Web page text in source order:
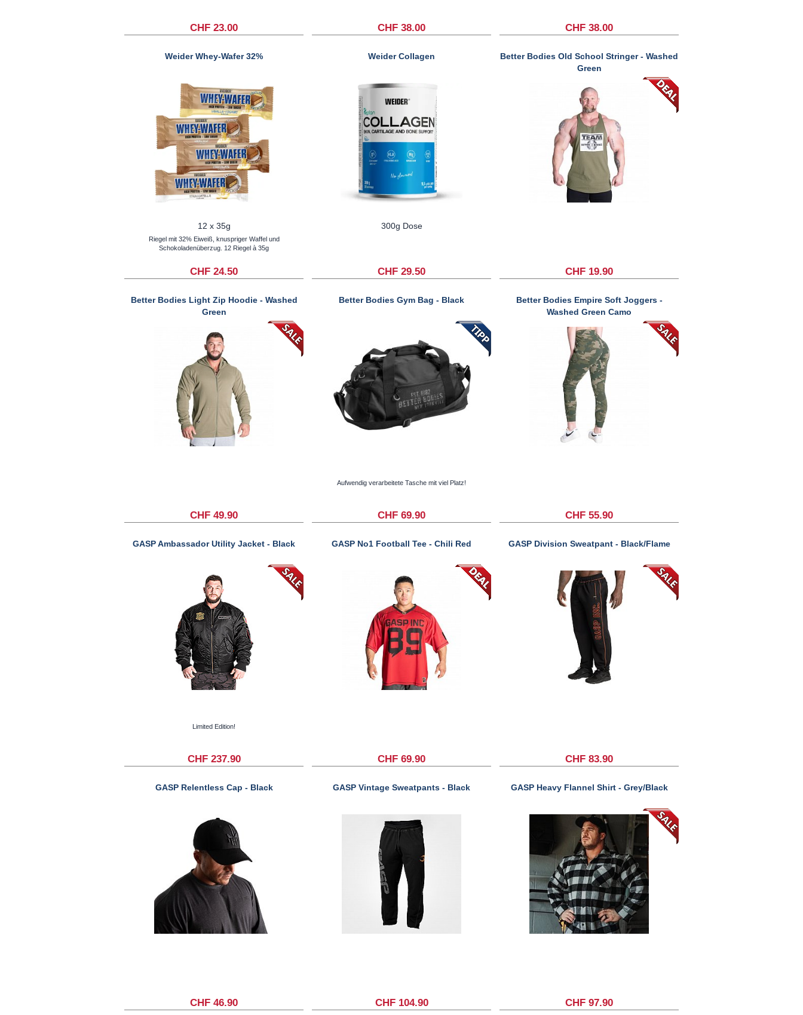
CHF 23.00 CHF 38.00 CHF 38.00
Weider Whey-Wafer 32%
12 x 35g
Riegel mit 32% Eiweiß, knuspriger Waffel und
Schokoladenüberzug. 12 Riegel à 35g
CHF 24.50
Weider Collagen
300g Dose
CHF 29.50
Better Bodies Old School Stringer - Washed
Green
CHF 19.90
Better Bodies Light Zip Hoodie - Washed
Green
CHF 49.90
Better Bodies Gym Bag - Black
Aufwendig verarbeitete Tasche mit viel Platz!
CHF 69.90
Better Bodies Empire Soft Joggers -
Washed Green Camo
CHF 55.90
GASP Ambassador Utility Jacket - Black
Limited Edition!
CHF 237.90
GASP No1 Football Tee - Chili Red
CHF 69.90
GASP Division Sweatpant - Black/Flame
CHF 83.90
GASP Relentless Cap - Black
CHF 46.90
GASP Vintage Sweatpants - Black
CHF 104.90
GASP Heavy Flannel Shirt - Grey/Black
CHF 97.90